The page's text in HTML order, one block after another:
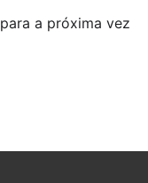
a próxima vez